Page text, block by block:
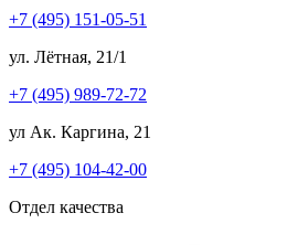
+7 (495) 151-05-51
ул. Лётная, 21/1
+7 (495) 989-72-72
ул Ак. Каргина, 21
+7 (495) 104-42-00
Отдел качества